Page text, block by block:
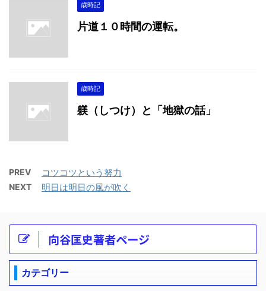
歳時記
片道１０時間の運転。
歳時記
躾（しつけ）と「地獄の話」
PREV コツコツという努力
NEXT 明日は明日の風が吹く
向谷匡史著者ページ
カテゴリー